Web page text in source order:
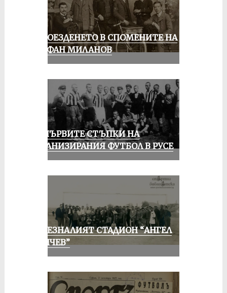
КОЛОЕЗДЕНЕТО В СПОМЕНИТЕ НА
СТЕФАН МИЛАНОВ
ЗА ПЪРВИТЕ СТЪПКИ НА
ОРГАНИЗИРАНИЯ ФУТБОЛ В РУСЕ
ИЗЧЕЗНАЛИЯТ СТАДИОН “АНГЕЛ
КЪНЧЕВ”